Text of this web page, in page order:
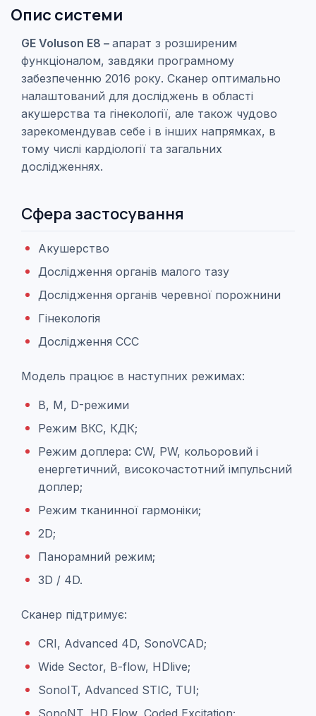
Опис системи
GE Voluson E8 – апарат з розширеним
функціоналом, завдяки програмному
забезпеченню 2016 року. Сканер оптимально
налаштований для досліджень в області
акушерства та гінекології, але також чудово
зарекомендував себе і в інших напрямках, в
тому числі кардіології та загальних
дослідженнях.
Сфера застосування
Акушерство
Дослідження органів малого тазу
Дослідження органів черевної порожнини
Гінекологія
Дослідження ССС
Модель працює в наступних режимах:
B, M, D-режими
Режим ВКС, КДК;
Режим доплера: СW, РW, кольоровий і
енергетичний, високочастотний імпульсний
доплер;
Режим тканинної гармоніки;
2D;
Панорамний режим;
3D / 4D.
Сканер підтримує:
CRI, Advanced 4D, SonoVCAD;
Wide Sector, B-flow, HDlive;
SonoIT, Advanced STIC, TUI;
SonoNT, HD Flow, Coded Excitation;